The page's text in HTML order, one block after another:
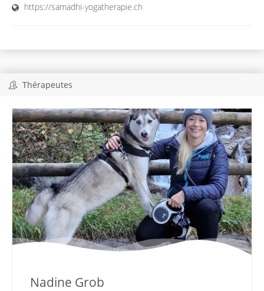
https://samadhi-yogatherapie.ch
Thérapeutes
Nadine Grob